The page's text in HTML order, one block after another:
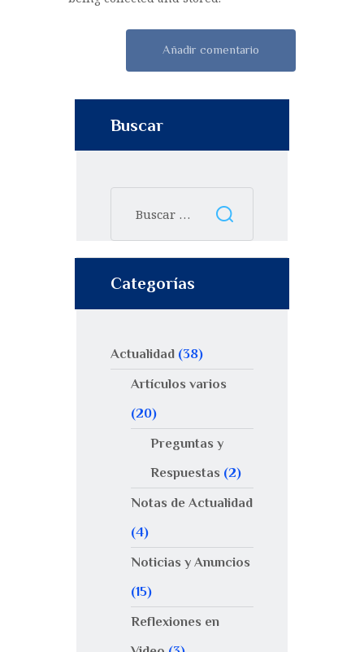
Buscar
Categorías
Actualidad (38)
Artículos varios
(20)
Preguntas y
Respuestas (2)
Notas de Actualidad
(4)
Noticias y Anuncios
(15)
Reflexiones en